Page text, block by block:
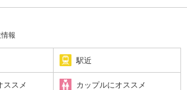
報
駅近
ススメ カップルにオススメ